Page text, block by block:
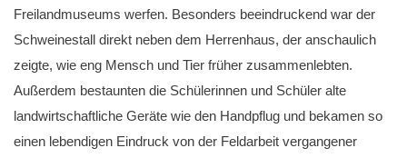
Freilandmuseums werfen. Besonders beeindruckend war der
Schweinestall direkt neben dem Herrenhaus, der anschaulich
zeigte, wie eng Mensch und Tier früher zusammenlebten.
Außerdem bestaunten die Schülerinnen und Schüler alte
landwirtschaftliche Geräte wie den Handpflug und bekamen so
einen lebendigen Eindruck von der Feldarbeit vergangener